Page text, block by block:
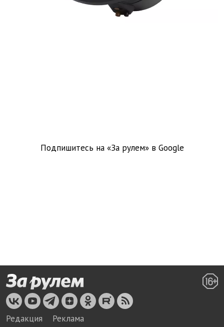
Подпишитесь на «За рулем» в Google
Редакция Реклама